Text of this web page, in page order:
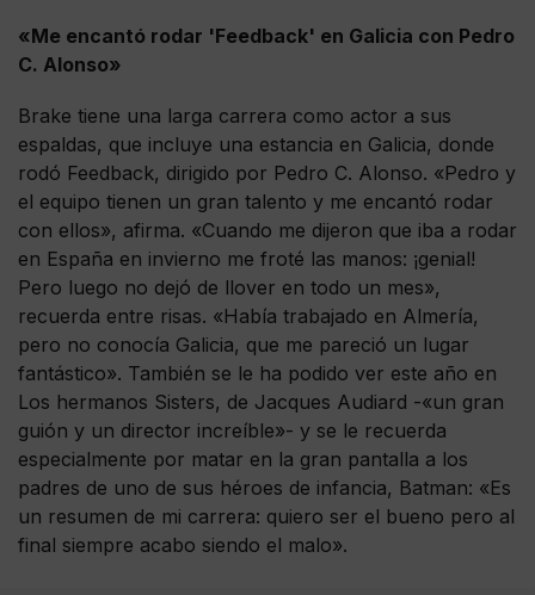
«Me encantó rodar 'Feedback' en Galicia con Pedro
C. Alonso»
Brake tiene una larga carrera como actor a sus
espaldas, que incluye una estancia en Galicia, donde
rodó Feedback, dirigido por Pedro C. Alonso. «Pedro y
el equipo tienen un gran talento y me encantó rodar
con ellos», afirma. «Cuando me dijeron que iba a rodar
en España en invierno me froté las manos: ¡genial!
Pero luego no dejó de llover en todo un mes»,
recuerda entre risas. «Había trabajado en Almería,
pero no conocía Galicia, que me pareció un lugar
fantástico». También se le ha podido ver este año en
Los hermanos Sisters, de Jacques Audiard -«un gran
guión y un director increíble»- y se le recuerda
especialmente por matar en la gran pantalla a los
padres de uno de sus héroes de infancia, Batman: «Es
un resumen de mi carrera: quiero ser el bueno pero al
final siempre acabo siendo el malo».